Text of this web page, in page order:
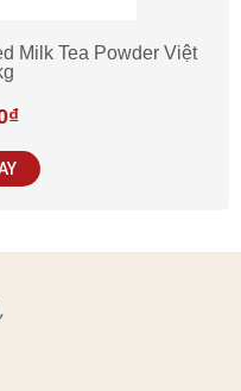
Milk Tea Powder Việt
₫